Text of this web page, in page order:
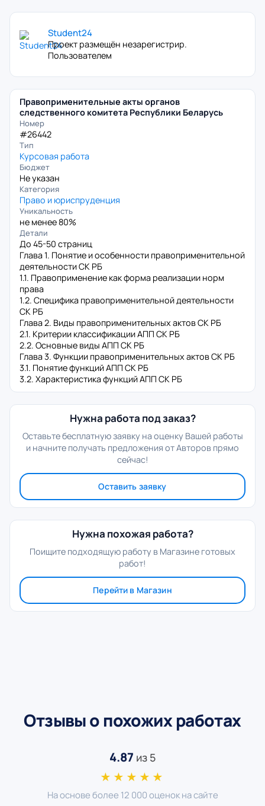
Student24
Проект размещён незарегистрир.
Пользователем
Правоприменительные акты органов
следственного комитета Республики Беларусь
Номер
#26442
Тип
Курсовая работа
Бюджет
Не указан
Категория
Право и юриспруденция
Уникальность
не менее 80%
Детали
До 45-50 страниц
Глава 1. Понятие и особенности правоприменительной
деятельности СК РБ
1.1. Правоприменение как форма реализации норм
права
1.2. Специфика правоприменительной деятельности
СК РБ
Глава 2. Виды правоприменительных актов СК РБ
2.1. Критерии классификации АПП СК РБ
2.2. Основные виды АПП СК РБ
Глава 3. Функции правоприменительных актов СК РБ
3.1. Понятие функций АПП СК РБ
3.2. Характеристика функций АПП СК РБ
Нужна работа под заказ?
Оставьте бесплатную заявку на оценку Вашей работы
и начните получать предложения от Авторов прямо
сейчас!
Оставить заявку
Нужна похожая работа?
Поищите подходящую работу в Магазине готовых
работ!
Перейти в Магазин
Отзывы о похожих работах
4.87 из 5
★★★★★
На основе более 12 000 оценок на сайте